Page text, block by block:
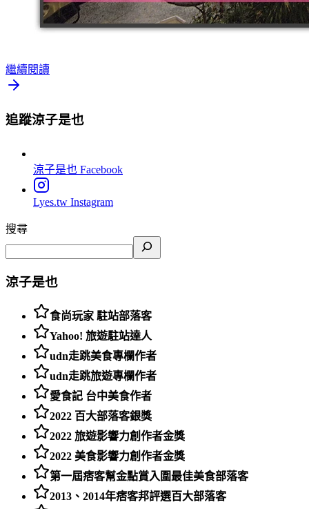
繼續閱讀
追蹤涼子是也
涼子是也 Facebook
Lyes.tw Instagram
搜尋
涼子是也
食尚玩家 駐站部落客
Yahoo! 旅遊駐站達人
udn走跳美食專欄作者
udn走跳旅遊專欄作者
愛食記 台中美食作者
2022 百大部落客銀獎
2022 旅遊影響力創作者金獎
2022 美食影響力創作者金獎
第一屆痞客幫金點賞入圍最佳美食部落客
2013、2014年痞客邦評選百大部落客